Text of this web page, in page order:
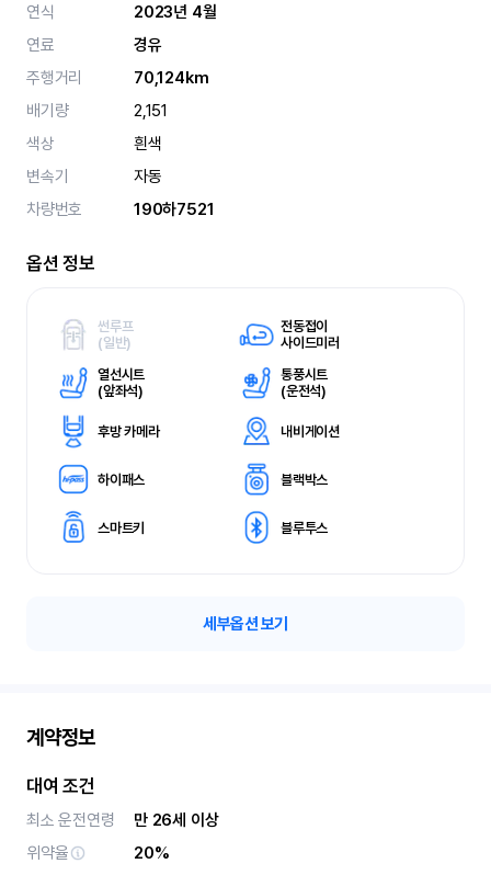
연식
2023년 4월
연료
경유
주행거리
70,124km
배기량
2,151
색상
흰색
변속기
자동
차량번호
190하7521
옵션 정보
썬루프
(일반)
전동접이
사이드미러
열선시트
(앞좌석)
통풍시트
(운전석)
후방 카메라 내비게이션
하이패스 블랙박스
스마트키 블루투스
세부옵션 보기
계약정보
대여 조건
최소 운전연령
만 26세 이상
위약율
20%